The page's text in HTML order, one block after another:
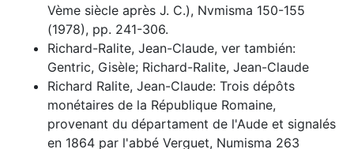
Vème siècle après J. C.), Nvmisma 150-155
(1978), pp. 241-306.
Richard-Ralite, Jean-Claude, ver también:
Gentric, Gisèle; Richard-Ralite, Jean-Claude
Richard Ralite, Jean-Claude: Trois dépôts
monétaires de la République Romaine,
provenant du départament de l'Aude et signalés
en 1864 par l'abbé Verguet, Numisma 263